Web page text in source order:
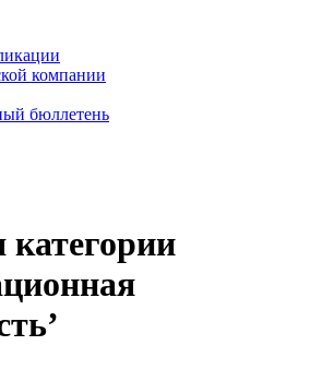
компании
бюллетень